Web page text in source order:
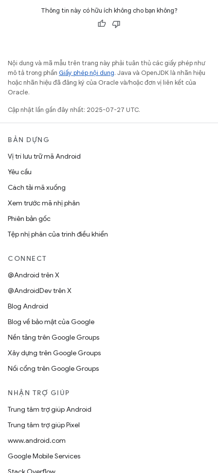
Thông tin này có hữu ích không cho bạn không?
Nội dung và mã mẫu trên trang này phải tuân thủ các giấy phép như
mô tả trong phần Giấy phép nội dung. Java và OpenJDK là nhãn hiệu
hoặc nhãn hiệu đã đăng ký của Oracle và/hoặc đơn vị liên kết của
Oracle.
Cập nhật lần gần đây nhất: 2025-07-27 UTC.
BẢN DỰNG
Vị trí lưu trữ mã Android
Yêu cầu
Cách tải mã xuống
Xem trước mã nhị phân
Phiên bản gốc
Tệp nhị phân của trình điều khiển
CONNECT
@Android trên X
@AndroidDev trên X
Blog Android
Blog về bảo mật của Google
Nền tảng trên Google Groups
Xây dựng trên Google Groups
Nối cổng trên Google Groups
NHẬN TRỢ GIÚP
Trung tâm trợ giúp Android
Trung tâm trợ giúp Pixel
www.android.com
Google Mobile Services